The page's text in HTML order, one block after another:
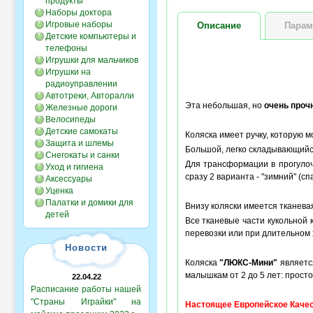
Наборы доктора
Игровые наборы
Детские компьютеры и
телефоны
Игрушки для мальчиков
Игрушки на
радиоуправлении
Автотреки, Авторалли
Железные дороги
Велосипеды
Детские самокаты
Защита и шлемы
Снегокаты и санки
Уход и гигиена
Аксессуары
Уценка
Палатки и домики для
детей
Новости
22.04.22
Расписание работы нашей
"Страны Играйки" на
Описание
Эта небольшая, но очень
Коляска имеет ручку, которую
Большой, легко
Для трансформации в
сразу 2 варианта - "зимний"
Внизу коляски имеется
Все тканевые части
перевозки или при длительном
Коляска"ЛЮКС-Мини"
малышкам от 2 до 5 лет:
Настоящее Европейское